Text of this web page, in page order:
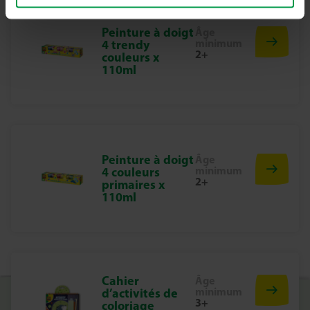
Creative.​
Peinture à doigt
4 trendy
couleurs x
110ml
2+
Peinture à doigt
4 couleurs
primaires x
110ml
2+
Cahier
d’activités de
coloriage
3+